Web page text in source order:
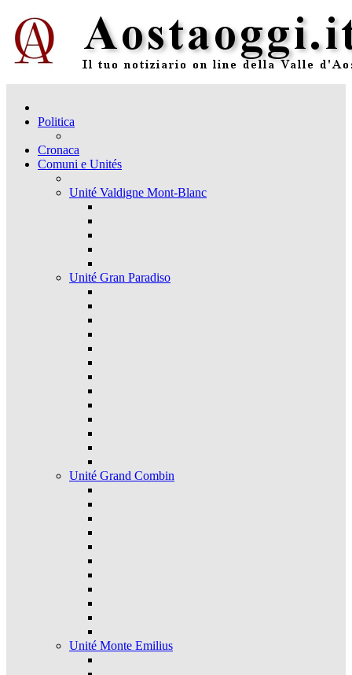
Politica
Cronaca
Comuni e Unités
Unité Valdigne Mont-Blanc
Unité Gran Paradiso
Unité Grand Combin
Unité Monte Emilius